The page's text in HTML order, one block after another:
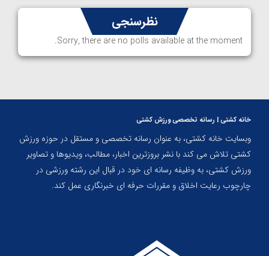
نظرسنجی
Sorry, there are no polls available at the moment.
خانه کشتی | رسانه تخصصی ورزش کشتی
وبسایت خانه کشتی، به عنوان رسانه تخصصی و مستقل در حوزه ورزش
کشتی تلاش می کند با نشر بروزترین اخبار، مطالب، ویدیوها و تصاویر
ورزش کشتی، به وظیفه رسانه ای خود در قبال این رشته ورزشی در
چارچوب رعایت اخلاق و مقررات حرفه ای خبرنگاری عمل کند.